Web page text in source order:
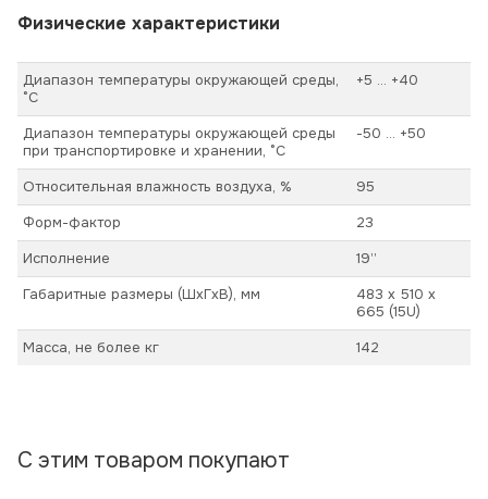
Физические характеристики
Диапазон температуры окружающей среды,
°С
+5 ... +40
Диапазон температуры окружающей среды
при транспортировке и хранении, °С
-50 ... +50
Относительная влажность воздуха, %
95
Форм-фактор
23
Исполнение
19’’
Габаритные размеры (ШхГхВ), мм
483 х 510 х
665 (15U)
Масса, не более кг
142
С этим товаром покупают